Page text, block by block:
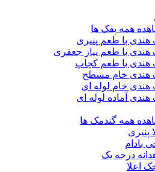
همه پفک ها
هندی با طعم پنیری
هندی با طعم پیاز جعفری
هندی با طعم کچاپ
هندی خام مسطح
هندی خام لوله ای
هندی آماده لوله ای
همه گندمک ها
پنیری
بادام
درجه یک
اعلا